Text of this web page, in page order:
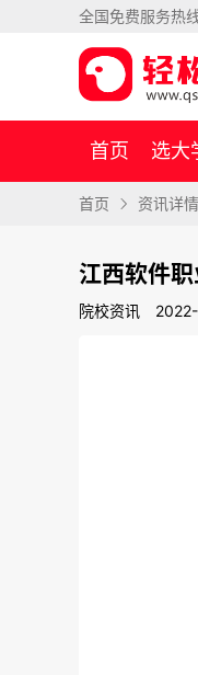
全国免费服务热线
首页 选大
首页 资讯详情
江西软件
院校资讯